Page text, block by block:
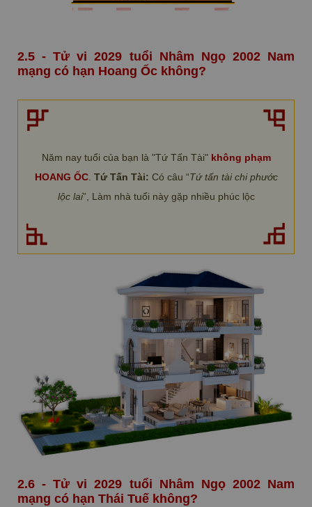
2.5 - Tử vi 2029 tuổi Nhâm Ngọ 2002 Nam
mạng có hạn Hoang Ốc không?
Năm nay tuổi của bạn là "Tứ Tấn Tài" không phạm
HOANG ỐC. Tứ Tấn Tài: Có câu “Tứ tấn tài chi phước
lộc lai”, Làm nhà tuổi này gặp nhiều phúc lộc
2.6 - Tử vi 2029 tuổi Nhâm Ngọ 2002 Nam
mạng có hạn Thái Tuế không?